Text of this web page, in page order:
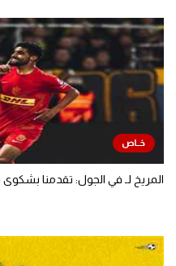
المريخ لـ في الجول: تقدمنا